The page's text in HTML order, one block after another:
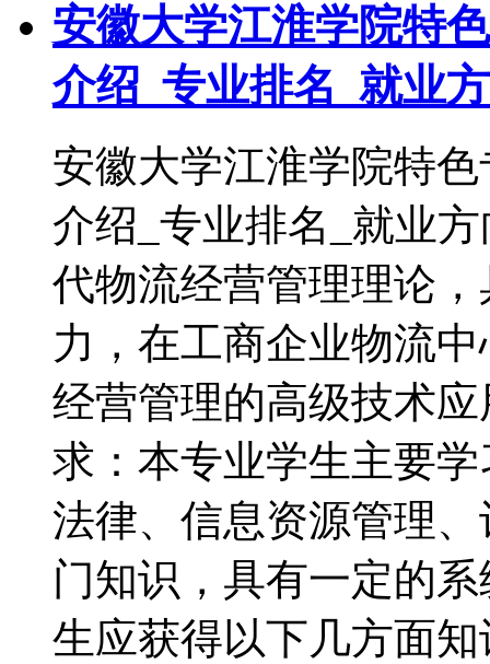
安徽大学江淮学院特
介绍_专业排名_就业
安徽大学江淮学院特
介绍_专业排名_就
代物流经营管理理论
力，在工商企业物流
经营管理的高级技术
求：本专业学生主要
法律、信息资源管理
门知识，具有一定的
生应获得以下几方面